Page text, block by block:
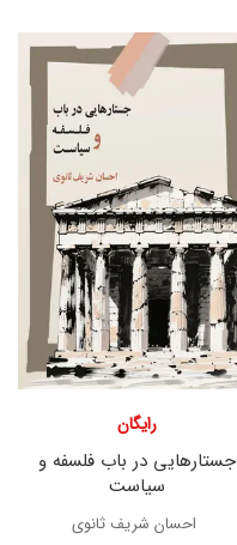
جستارهایی در باب فلسفه و
سیاست
رایگان
احسان شریف ثانوی